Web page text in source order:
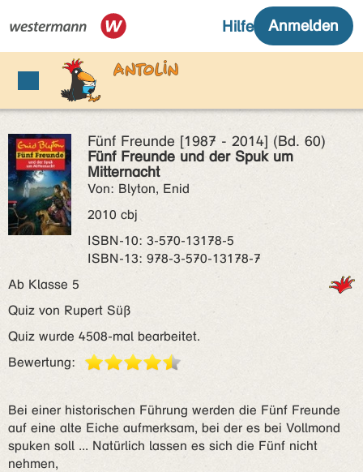
Fünf Freunde [1987 - 2014] (Bd. 60)
Fünf Freunde und der Spuk um
Mitternacht
Von: Blyton, Enid
2010 cbj
ISBN‑10: 3-570-13178-5
ISBN‑13: 978-3-570-13178-7
Ab Klasse 5
Quiz von Rupert Süß
Quiz wurde 4508-mal bearbeitet.
Bewertung:
Bei einer historischen Führung werden die Fünf Freunde
auf eine alte Eiche aufmerksam, bei der es bei Vollmond
spuken soll ... Natürlich lassen es sich die Fünf nicht
nehmen,